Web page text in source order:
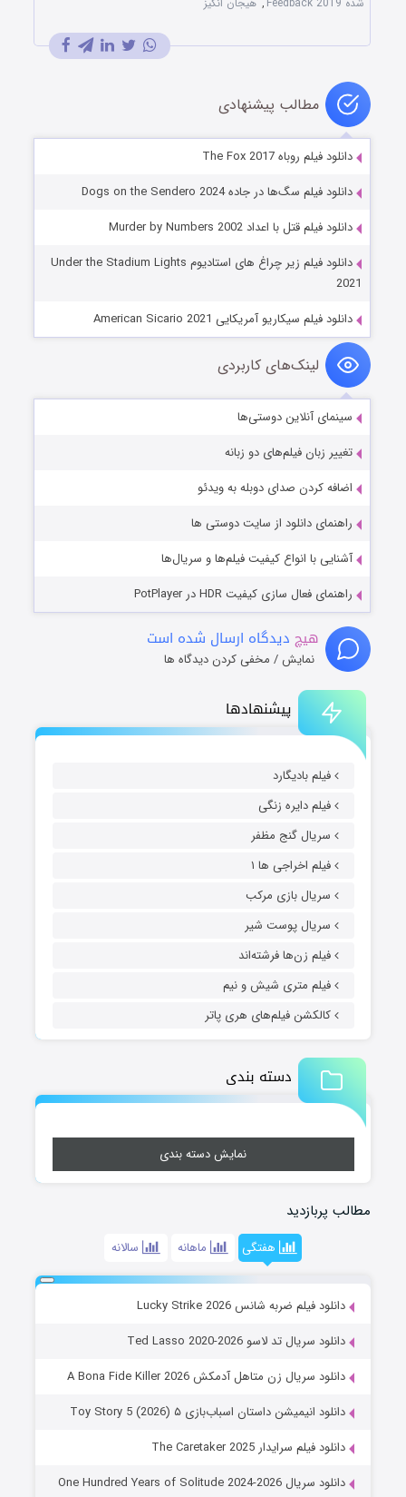
پیشنهادها
فیلم بادیگارد
فیلم دایره زنگی
سریال گنج مظفر
فیلم اخراجی ها ۱
سریال بازی مرکب
سریال پوست شیر
فیلم زن‌ها فرشته‌اند
فیلم متری شیش و نیم
کالکشن فیلم‌های هری پاتر
دسته بندی
نمایش دسته بندی
مطالب پربازدید
هفتگی ماهانه سالانه
دانلود فیلم ضربه شانس Lucky Strike 2026
دانلود سریال تد لاسو Ted Lasso 2020-2026
دانلود سریال زن متاهل آدمکش A Bona Fide Killer 2026
دانلود انیمیشن داستان اسباب‌بازی ۵ Toy Story 5 (2026)
دانلود فیلم سرایدار The Caretaker 2025
دانلود سریال One Hundred Years of Solitude 2024-2026
مطالب پیشنهادی
دانلود فیلم روباه The Fox 2017
دانلود فیلم سگ‌ها در جاده Dogs on the Sendero 2024
دانلود فیلم قتل با اعداد Murder by Numbers 2002
دانلود فیلم زیر چراغ های استادیوم Under the Stadium Lights
2021
دانلود فیلم سیکاریو آمریکایی American Sicario 2021
لینک‌های کاربردی
سینمای آنلاین دوستی‌ها
تغییر زبان فیلم‌های دو زبانه
اضافه کردن صدای دوبله به ویدئو
راهنمای دانلود از سایت دوستی ها
آشنایی با انواع کیفیت فیلم‌ها و سریال‌ها
راهنمای فعال سازی کیفیت HDR در PotPlayer
هیچ دیدگاه ارسال شده است
نمایش / مخفی کردن دیدگاه ها